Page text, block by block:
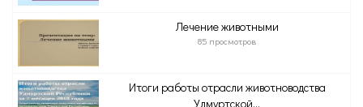
Лечение животными
85 просмотров
Итоги работы отрасли животноводства
Удмуртской...